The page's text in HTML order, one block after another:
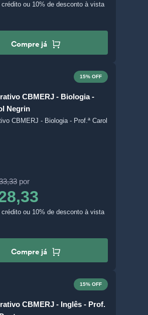
crédito ou 10% de desconto à vista
Compre já
15% OFF
CBMERJ - Biologia -
Negrin
CBMERJ - Biologia - Prof.ª Carol
por
crédito ou 10% de desconto à vista
Compre já
15% OFF
CBMERJ - Inglês - Prof.